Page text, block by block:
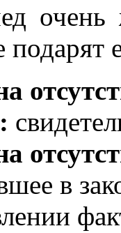
очень
подарят
в